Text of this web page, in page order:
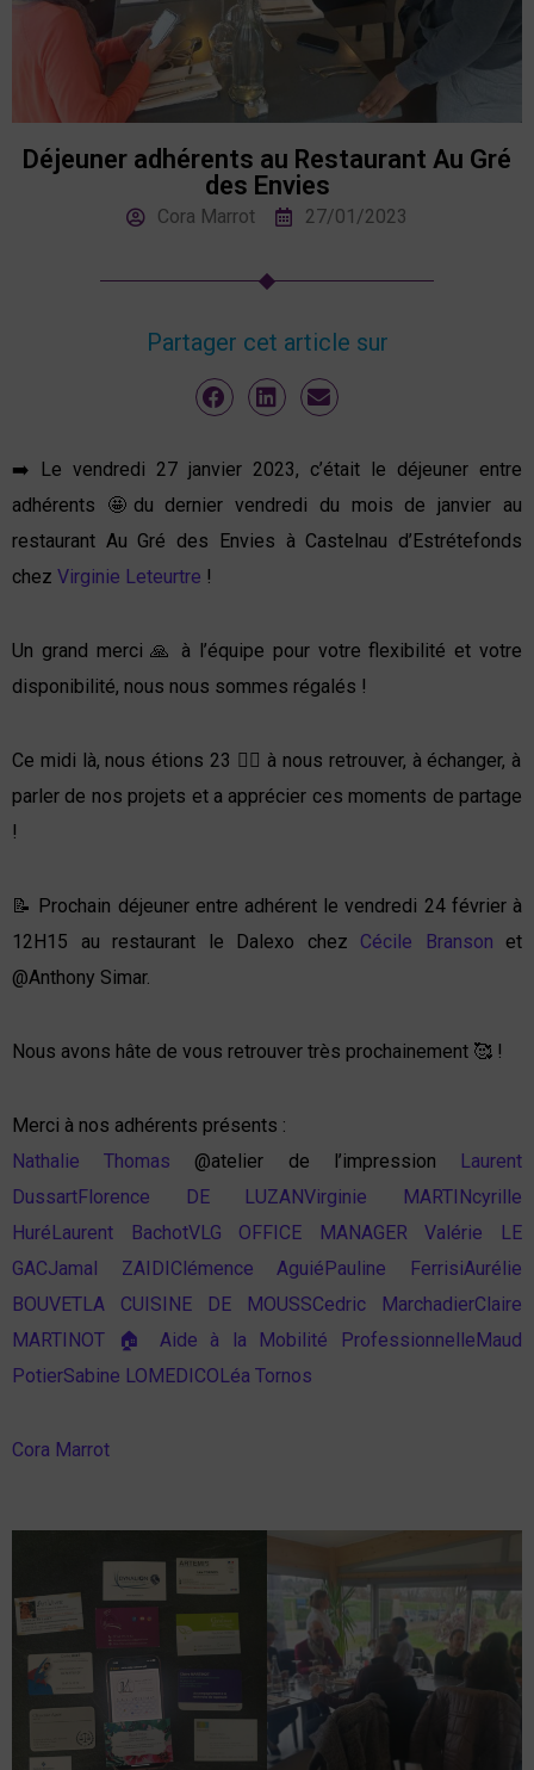
Déjeuner adhérents au Restaurant Au Gré
des Envies
Cora Marrot 27/01/2023
Partager cet article sur
➡️ Le vendredi 27 janvier 2023, c’était le déjeuner entre
adhérents 🤩du dernier vendredi du mois de janvier au
restaurant Au Gré des Envies à Castelnau d’Estrétefonds
chez Virginie Leteurtre !
Un grand merci 🙏 à l’équipe pour votre flexibilité et votre
disponibilité, nous nous sommes régalés !
Ce midi là, nous étions 23 👌🏼 à nous retrouver, à échanger, à
parler de nos projets et a apprécier ces moments de partage
!
📝 Prochain déjeuner entre adhérent le vendredi 24 février à
12H15 au restaurant le Dalexo chez Cécile Branson et
@Anthony Simar.
Nous avons hâte de vous retrouver très prochainement 🥰 !
Merci à nos adhérents présents :
Nathalie Thomas @atelier de l’impression
Laurent
DussartFlorence DE LUZANVirginie MARTINcyrille
Huré Laurent BachotVLG OFFICE MANAGER Valérie LE
GACJamal ZAIDI Clémence Aguié Pauline FerrisiAurélie
BOUVETLA CUISINE DE MOUSSCedric MarchadierClaire
MARTINOT 🏠 Aide à la Mobilité Professionnelle Maud
PotierSabine LOMEDICO Léa Tornos
Cora Marrot